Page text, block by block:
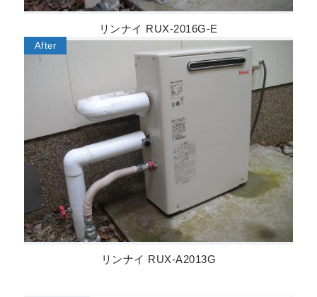
リンナイ RUX-2016G-E
リンナイ RUX-A2013G